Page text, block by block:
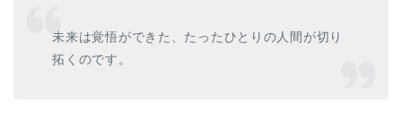
未来は覚悟ができた、たったひとりの人間が切り
拓くのです。